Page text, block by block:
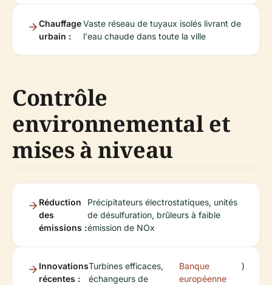
Chauffage
urbain :
Vaste réseau de tuyaux isolés livrant de
l'eau chaude dans toute la ville
Contrôle
environnemental et
mises à niveau
Réduction
des
émissions :
Précipitateurs électrostatiques, unités
de désulfuration, brûleurs à faible
émission de NOx
Innovations
récentes :
Turbines efficaces,
échangeurs de
Banque
européenne
)